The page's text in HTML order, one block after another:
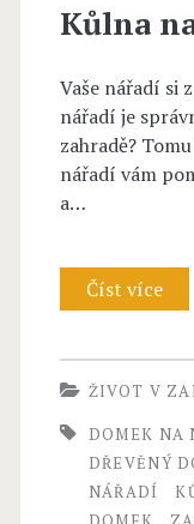
Kůlna
Vaše nářadí si
nářadí je
zahradě?
nářadí vám
a…
Číst víceK
a
ŽIVOT V
DOMEK NA
DŘEVĚNÝ
NÁŘADÍ